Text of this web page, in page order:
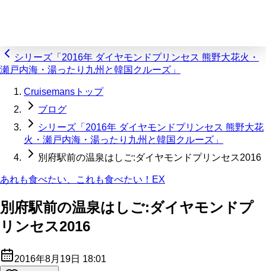
シリーズ「2016年 ダイヤモンドプリンセス 熊野大花火・
瀬戸内海・湯ったり九州と韓国クルーズ」
Cruisemansトップ
ブログ
シリーズ「2016年 ダイヤモンドプリンセス 熊野大花
火・瀬戸内海・湯ったり九州と韓国クルーズ」
別府駅前の温泉はしご:ダイヤモンドプリンセス2016
あれも食べたい、これも食べたい！EX
別府駅前の温泉はしご:ダイヤモンドプ
リンセス2016
2016年8月19日 18:01